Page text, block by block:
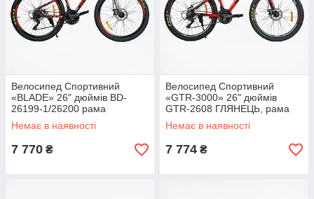
Велосипед Спортивний
«BLADE» 26" дюймів BD-
26199-1/26200 рама
алюм.13``, обладнання
Shimano 21 швидкість, ВИЛКА
Немає в наявності
7 770 ₴
Велосипед Спортивний
«GTR-3000» 26" дюймів
GTR-2608 ГЛЯНЕЦЬ, рама
алюмінієва 13``, обладнання
Shimano 21 швидкість, зібран
Немає в наявності
7 774 ₴